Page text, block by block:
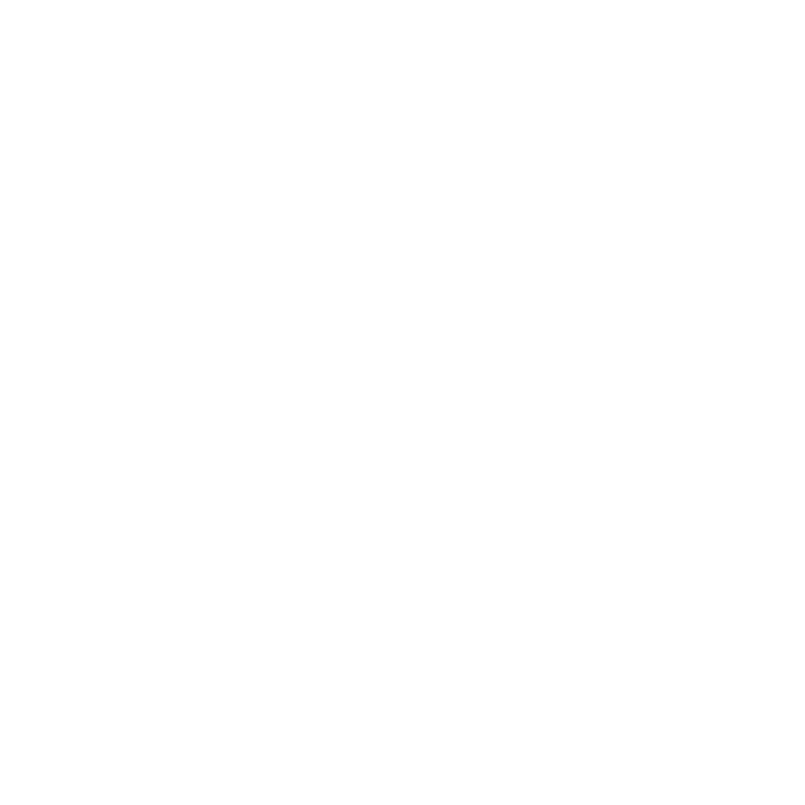
otevřená 24 hodin denně (přihlášení je možné od 14:00 hodin, odhlášení do 12:00 hodin), lobby s barem, 3 výtahy, klimatizace, sejf
a směnárna. O blaho hostů se starají 2 restaurace (klimatizované). Wi-Fi je hotelovým hostům k dispozici zdarma. Dále má hotel
bezbariérový výtah a vstup. Úklid pokojů a concierge služba jsou zdarma. Pokojový servis, služba praní prádla a služba žehlení prádla
dětský bazének (s otevírací dobou od ledna do prosince). Zde jsou k dispozici slunečníky a lehátka (zdarma). V baru u bazénu
nebo večeře. Plná penze zahrnuje snídaně, obědy a večeře. Snídaně, obědy a večeře pouze ve vybraných restauracích.
oblast a masáže za poplatek. Hlídání dětí: babysitting (za poplatek).
rozkládací pohovkou, dětskou postýlkou (zdarma), varnou konvicí (zdarma), minibarem (za poplatek), internetem (zdarma),
klimatizací (od ledna do prosince). Ručníky jsou měněny 2x za týden.
rozkládací pohovkou, dětskou postýlkou (zdarma), varnou konvicí (zdarma), minibarem (za poplatek), internetem (zdarma),
klimatizací (od ledna do prosince). Ručníky jsou měněny 2x za týden.